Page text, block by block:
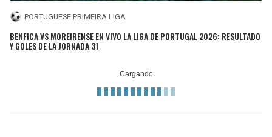
PORTUGUESE PRIMEIRA LIGA
BENFICA VS MOREIRENSE EN VIVO LA LIGA DE PORTUGAL 2026: RESULTADO
Y GOLES DE LA JORNADA 31